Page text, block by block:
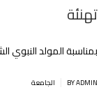
تهنئة
بمناسبة المولد النبوي
BY ADMIN الجامعة